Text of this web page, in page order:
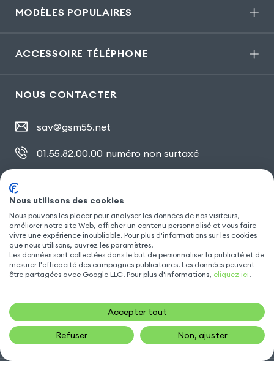
MODÈLES POPULAIRES
ACCESSOIRE TÉLÉPHONE
NOUS CONTACTER
sav@gsm55.net
01.55.82.00.00 numéro non surtaxé
SUIVEZ NOUS
Nous utilisons des cookies
Nous pouvons les placer pour analyser les données de nos visiteurs,
améliorer notre site Web, afficher un contenu personnalisé et vous faire
vivre une expérience inoubliable. Pour plus d'informations sur les cookies
que nous utilisons, ouvrez les paramètres.
Les données sont collectées dans le but de personnaliser la publicité et de
mesurer l'efficacité des campagnes publicitaires. Les données peuvent
être partagées avec Google LLC. Pour plus d'informations, cliquez ici.
Accepter tout
Refuser Non, ajuster